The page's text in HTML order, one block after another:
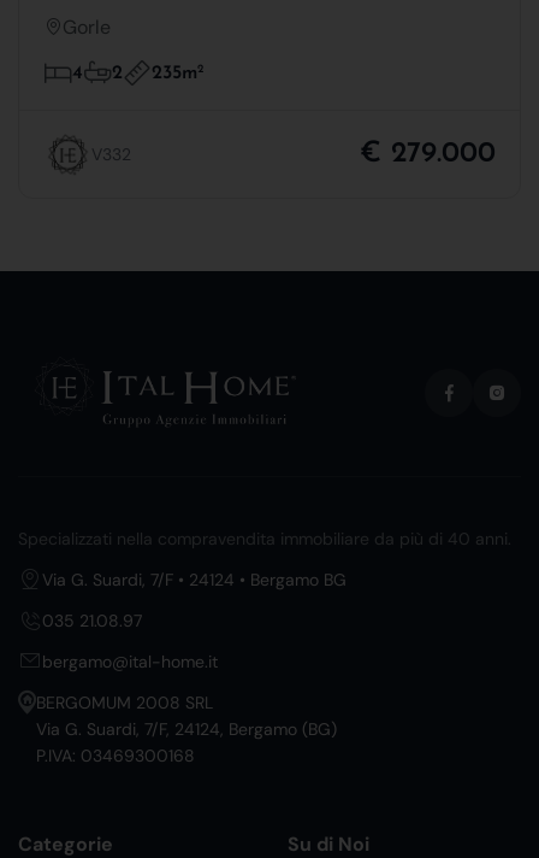
Gorle
4 2 235m2
V332 € 279.000
Specializzati nella compravendita immobiliare da più di 40 anni.
Via G. Suardi, 7/F • 24124 • Bergamo BG
035 21.08.97
bergamo@ital-home.it
BERGOMUM 2008 SRL
Via G. Suardi, 7/F, 24124, Bergamo (BG)
P.IVA: 03469300168
Categorie Su di Noi